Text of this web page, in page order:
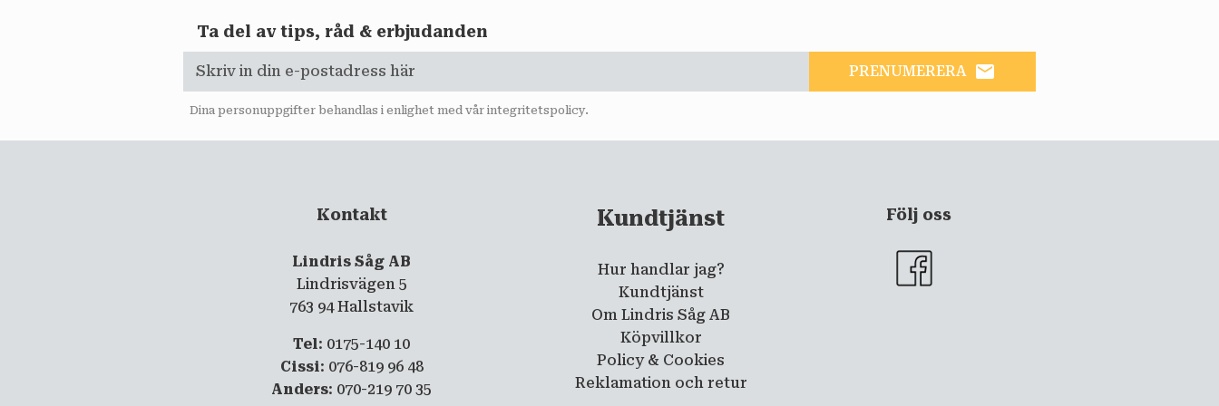
Ta del av tips, råd & erbjudanden
PRENUMERERA email
Dina personuppgifter behandlas i enlighet med vår integritetspolicy.
Kontakt
Lindris Såg AB
Lindrisvägen 5
763 94 Hallstavik
Tel: 0175-140 10
Cissi: 076-819 96 48
Anders: 070-219 70 35
Kundtjänst
Hur handlar jag?
Kundtjänst
Om Lindris Såg AB
Köpvillkor
Policy & Cookies
Reklamation och retur
Följ oss